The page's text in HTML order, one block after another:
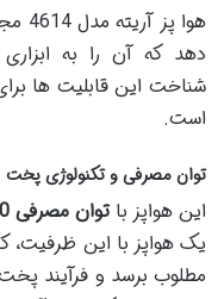
دهد که آن را به
شناخت این قابلیت ها
است.
توان مصرفی و تکنولوژی پخت
این هواپز با توان مصرفی 1500 وات
یک هواپز با این ظرفیت،
مطلوب برسد و فرآیند